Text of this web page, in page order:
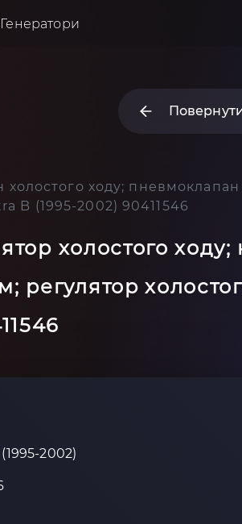
Генератори
холостого ходу;
B (1995-2002) 90411546
холостого ходу;
регулятор
2002)